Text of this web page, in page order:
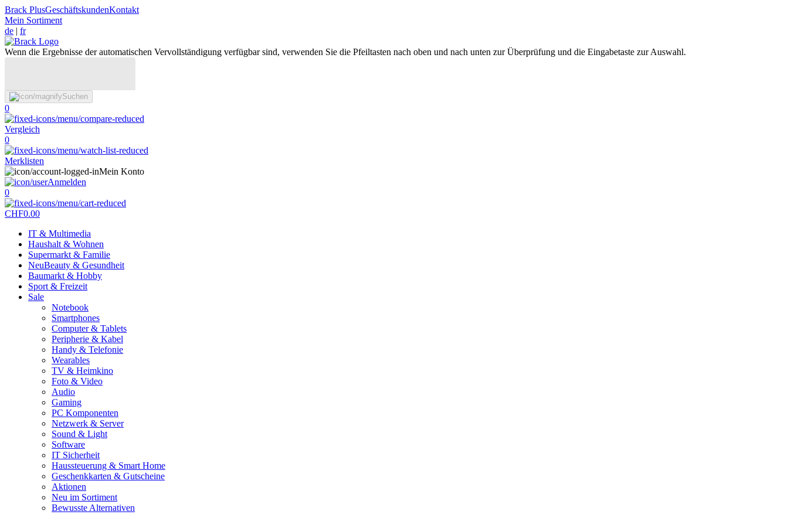
Brack PlusGeschäftskundenKontakt
Mein Sortiment
de | fr
Wenn die Ergebnisse der automatischen Vervollständigung verfügbar sind, verwenden Sie die Pfeiltasten nach oben und nach unten zur Überprüfung und die Eingabetaste zur Auswahl.
Suchen
0
Vergleich
0
Merklisten
Mein Konto
Anmelden
0
CHF0.00
IT & Multimedia
Haushalt & Wohnen
Supermarkt & Familie
NeuBeauty & Gesundheit
Baumarkt & Hobby
Sport & Freizeit
Sale
Notebook
Smartphones
Computer & Tablets
Peripherie & Kabel
Handy & Telefonie
Wearables
TV & Heimkino
Foto & Video
Audio
Gaming
PC Komponenten
Netzwerk & Server
Sound & Light
Software
IT Sicherheit
Haussteuerung & Smart Home
Geschenkkarten & Gutscheine
Aktionen
Neu im Sortiment
Bewusste Alternativen